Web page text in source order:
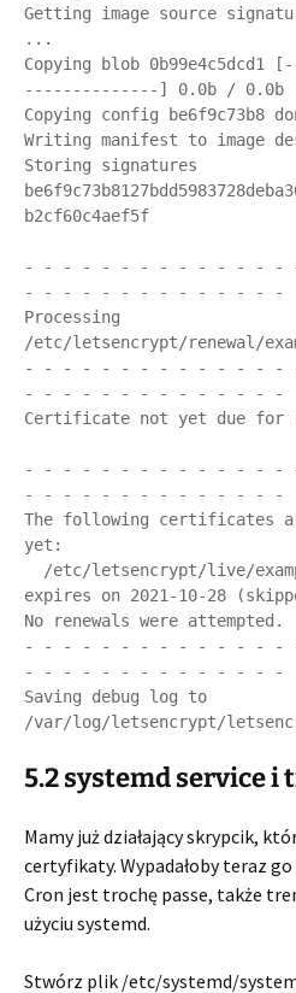
Getting image source
...
Copying blob
--------------] 0.0b / 0.0b
Copying config be6f9c73b8
Writing manifest to image
Storing signatures
b2cf60c4aef5f
- - - - - - - - - - - - - -
- - - - - - - - - - - - - -
Processing
/etc/letsencrypt/renewal/
- - - - - - - - - - - - - -
- - - - - - - - - - - - - -
Certificate not yet due for
- - - - - - - - - - - - - -
- - - - - - - - - - - - - -
The following certificates
yet:
expires on 2021-10-28
No renewals were attempted.
- - - - - - - - - - - - - -
- - - - - - - - - - - - - -
Saving debug log to
5.2 systemd service i
Mamy już działający skrypcik,
certyfikaty. Wypadałoby teraz
Cron jest trochę passe, także
użyciu systemd.
Stwórz plik /etc/systemd/